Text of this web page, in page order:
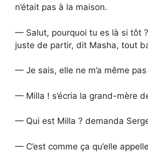
n’était pas à la maison.
— Salut, pourquoi tu es là si tôt
juste de partir, dit Masha, tout
— Je sais, elle ne m’a même pas
— Milla ! s’écria la grand-mère
— Qui est Milla ? demanda
— C’est comme ça qu’elle